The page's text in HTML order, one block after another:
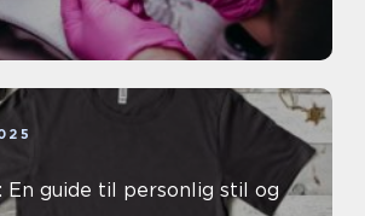
En guide til personlig stil og